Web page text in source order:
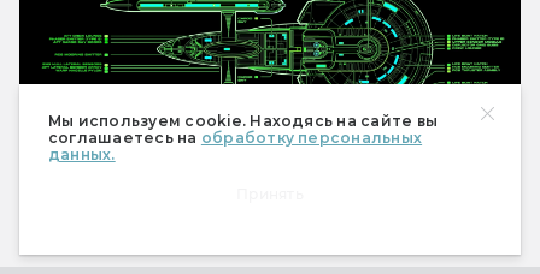
Мы используем cookie. Находясь на сайте вы
соглашаетесь на обработку персональных
данных.